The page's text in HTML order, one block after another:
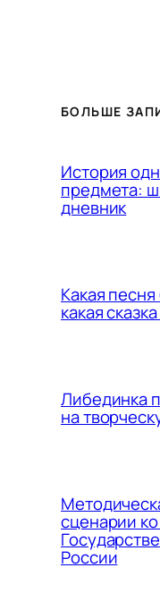
БОЛЬШЕ
История
предмета:
дневник
Какая
какая
Либединка
на
сценарии
России